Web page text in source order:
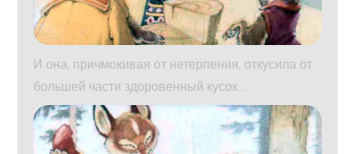
И она, причмокивая от нетерпения, откусила от
большей части здоровенный кусок…